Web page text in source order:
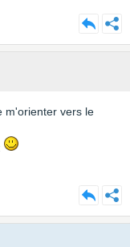
m'orienter vers le